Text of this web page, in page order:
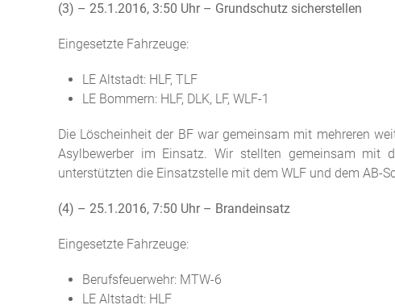
(3) – 25.1.2016, 3:50 Uhr – Grundschutz sicherstellen
Eingesetzte Fahrzeuge:
LE Altstadt: HLF, TLF
LE Bommern: HLF, DLK, LF, WLF-1
Die Löscheinheit der BF war gemeinsam mit mehreren
Asylbewerber im Einsatz. Wir stellten gemeinsam mit
unterstützten die Einsatzstelle mit dem WLF und dem AB-
(4) – 25.1.2016, 7:50 Uhr – Brandeinsatz
Eingesetzte Fahrzeuge:
Berufsfeuerwehr: MTW-6
LE Altstadt: HLF